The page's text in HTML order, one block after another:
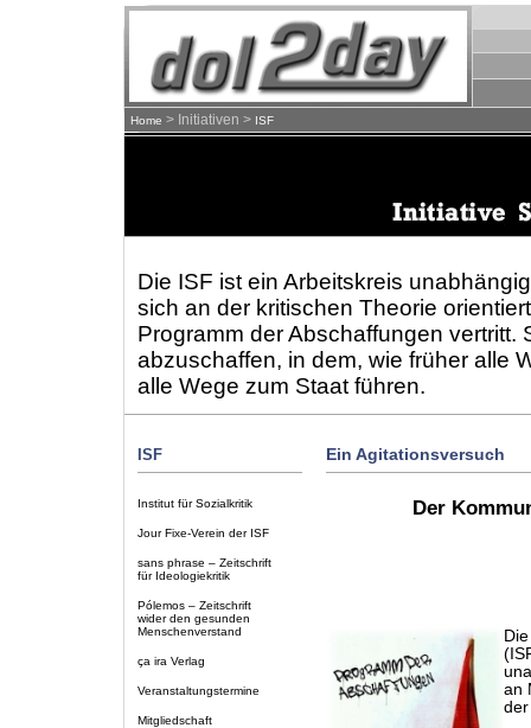
Home > Initiativen > ISF
Die ISF ist ein Arbeitskreis
sich an der kritischen Theorie
Programm der Abschaffungen vertritt.
abzuschaffen, in dem, wie früher alle
alle Wege zum Staat führen.
ISF
Institut für Sozialkritik
Jour Fixe-Verein der ISF
sans phrase – Zeitschrift
für Ideologiekritik
Pólemos – Zeitschrift
wider den gesunden
Menschenverstand
ça ira Verlag
Veranstaltungstermine
Mitgliedschaft
Ein Agitationsversuch
Der
an